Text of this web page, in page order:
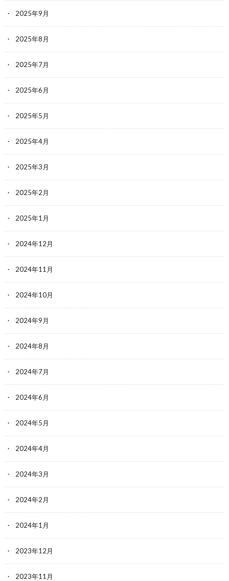
2025年9月
2025年8月
2025年7月
2025年6月
2025年5月
2025年4月
2025年3月
2025年2月
2025年1月
2024年12月
2024年11月
2024年10月
2024年9月
2024年8月
2024年7月
2024年6月
2024年5月
2024年4月
2024年3月
2024年2月
2024年1月
2023年12月
2023年11月